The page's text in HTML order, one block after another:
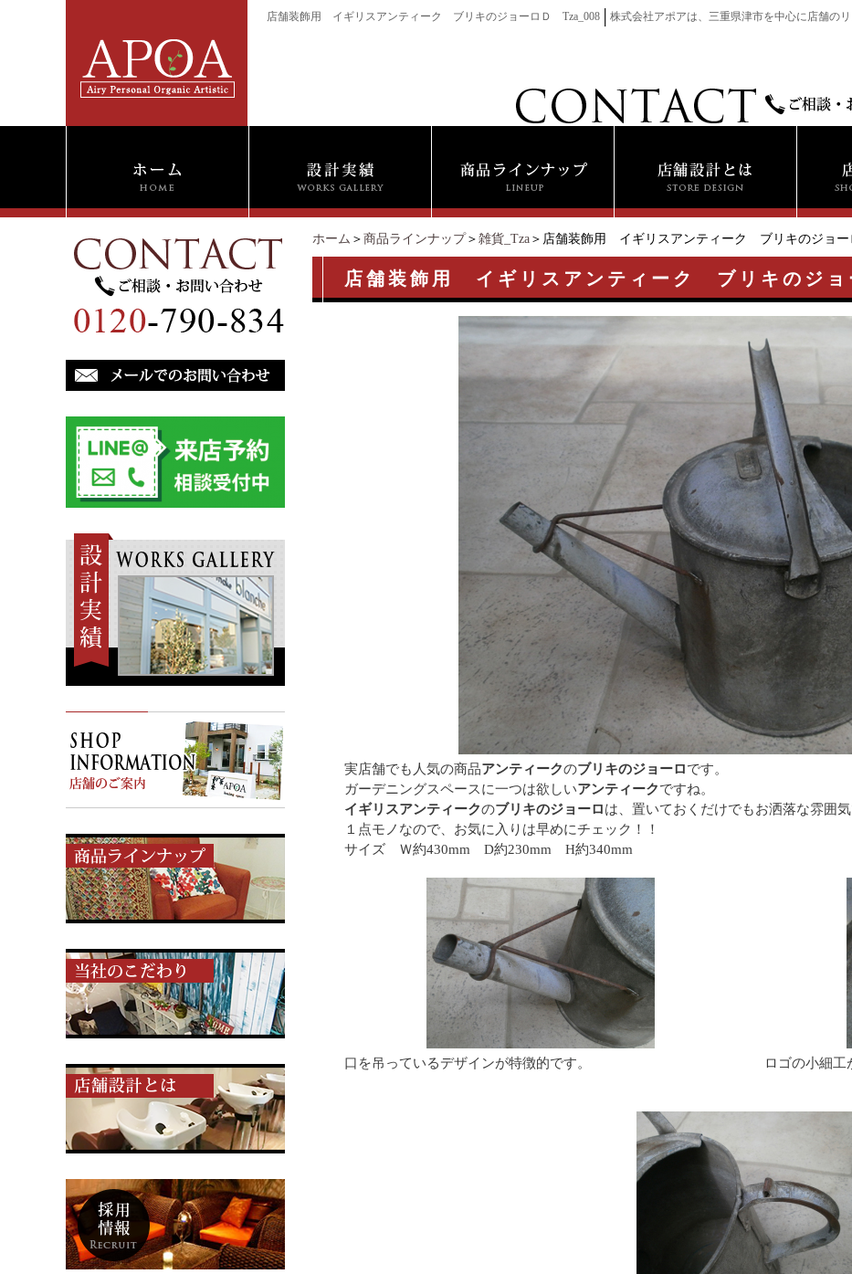
店舗装飾用 イギリスアンティーク ブリキのジョーロＤ Tza_008 株式会社アポアは、三重県津市を中心に店舗の
ホーム ＞ 商品ラインナップ ＞ 雑貨_Tza ＞店舗装飾用 イギリスアンティーク ブリキのジョ
店舗装飾用 イギリスアンティーク ブリキのジ
実店舗でも人気の商品アンティークのブリキのジョーロです。
ガーデニングスペースに一つは欲しいアンティークですね。
イギリスアンティークのブリキのジョーロは、置いておくだけでもお洒落な雰囲気
１点モノなので、お気に入りは早めにチェック！！
サイズ Ｗ約430mm D約230mm H約340mm
口を吊っているデザインが特徴的です。 ロゴの小細工